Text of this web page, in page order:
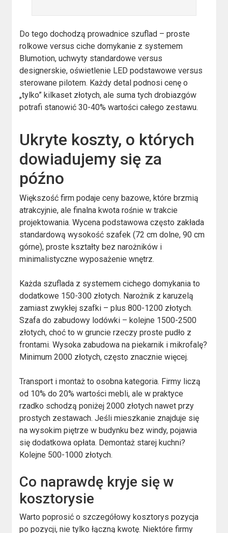
Do tego dochodzą prowadnice szuflad – proste
rolkowe versus ciche domykanie z systemem
Blumotion, uchwyty standardowe versus
designerskie, oświetlenie LED podstawowe versus
sterowane pilotem. Każdy detal podnosi cenę o
„tylko” kilkaset złotych, ale suma tych drobiazgów
potrafi stanowić 30-40% wartości całego zestawu.
Ukryte koszty, o których
dowiadujemy się za
późno
Większość firm podaje ceny bazowe, które brzmią
atrakcyjnie, ale finalna kwota rośnie w trakcie
projektowania. Wycena podstawowa często zakłada
standardową wysokość szafek (72 cm dolne, 90 cm
górne), proste kształty bez narożników i
minimalistyczne wyposażenie wnętrz.
Każda szuflada z systemem cichego domykania to
dodatkowe 150-300 złotych. Narożnik z karuzelą
zamiast zwykłej szafki – plus 800-1200 złotych.
Szafa do zabudowy lodówki – kolejne 1500-2500
złotych, choć to w gruncie rzeczy proste pudło z
frontami. Wysoka zabudowa na piekarnik i mikrofalę?
Minimum 2000 złotych, często znacznie więcej.
Transport i montaż to osobna kategoria. Firmy liczą
od 10% do 20% wartości mebli, ale w praktyce
rzadko schodzą poniżej 2000 złotych nawet przy
prostych zestawach. Jeśli mieszkanie znajduje się
na wysokim piętrze w budynku bez windy, pojawia
się dodatkowa opłata. Demontaż starej kuchni?
Kolejne 500-1000 złotych.
Co naprawdę kryje się w
kosztorysie
Warto poprosić o szczegółowy kosztorys pozycja
po pozycji, nie tylko łączną kwotę. Niektóre firmy